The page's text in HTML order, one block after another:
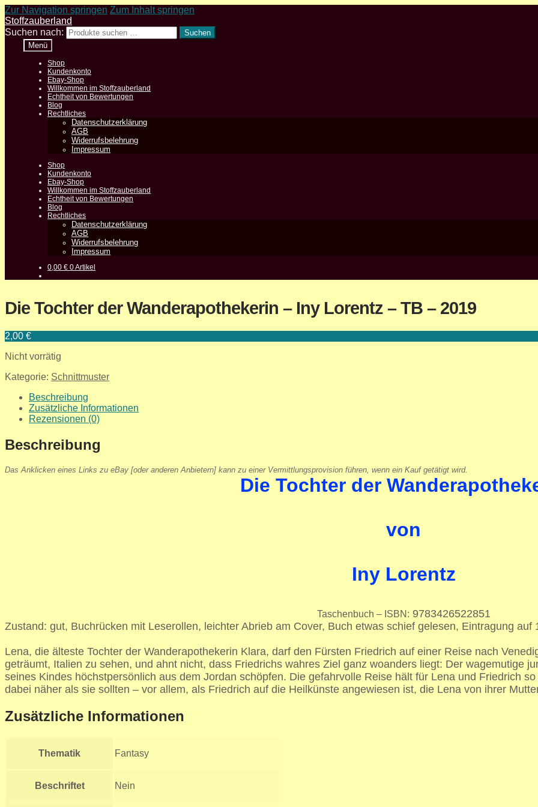
Zur Navigation springen Zum Inhalt springen
Stoffzauberland
Suchen nach:
Suchen
Menü
Shop
Kundenkonto
Ebay-Shop
Willkommen im Stoffzauberland
Echtheit von Bewertungen
Blog
Rechtliches
Datenschutzerklärung
AGB
Widerrufsbelehrung
Impressum
Shop
Kundenkonto
Ebay-Shop
Willkommen im Stoffzauberland
Echtheit von Bewertungen
Blog
Rechtliches
Datenschutzerklärung
AGB
Widerrufsbelehrung
Impressum
0,00€ 0 Artikel
Die Tochter der Wanderapothekerin – Iny Lorentz – TB – 2019
2,00 €
Nicht vorrätig
Kategorie: Schnittmuster
Beschreibung
Zusätzliche Informationen
Rezensionen (0)
Beschreibung
Das Anklicken eines Links zu eBay [oder anderen Anbietern] kann zu einer Vermittlungsprovision führen, wenn ein Kauf getätigt wird.
Die Tochter der
von
Iny Lorentz
Taschenbuch – ISBN: 9783426522851
Zustand: gut, Buchrücken mit Leserollen, leichter Abrieb am Cover, Buch etwas schief gelesen, Eintragung auf
Lena, die älteste Tochter der Wanderapothekerin Klara, darf den Fürsten Friedrich auf einer Reise nach
geträumt, Italien zu sehen, und ahnt nicht, dass Friedrichs wahres Ziel ganz woanders liegt: Der wagemutige
seines Kindes höchstpersönlich aus dem Jordan schöpfen. Die gefahrvolle Reise hält für Lena und Friedrich
dabei näher als sie sollten – vor allem, als Friedrich auf die Heilkünste angewiesen ist, die Lena von ihrer
Zusätzliche Informationen
Thematik Fantasy
Beschriftet Nein